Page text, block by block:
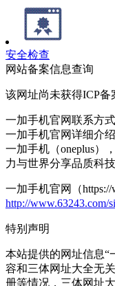
安全检查
网站备案信息查询
该网址尚未获得ICP备
一加手机官网联系方式
一加手机官网详细介绍
一加手机（oneplus）
力与世界分享品质科
一加手机官网（
http://www.63243.com/
特别声明
本站提供的网址信息“
容和三体网址大全无
册等情况，三体网址